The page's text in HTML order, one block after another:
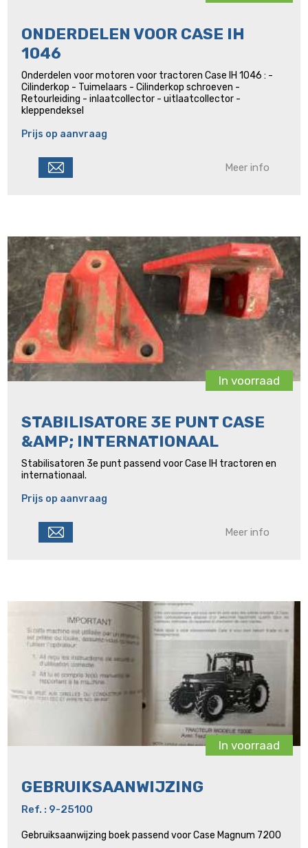
ONDERDELEN VOOR CASE IH
1046
Onderdelen voor motoren voor tractoren Case IH 1046 : -
Cilinderkop - Tuimelaars - Cilinderkop schroeven -
Retourleiding - inlaatcollector - uitlaatcollector -
kleppendeksel
Prijs op aanvraag
Meer info
In voorraad
STABILISATORE 3E PUNT CASE
&AMP; INTERNATIONAAL
Stabilisatoren 3e punt passend voor Case IH tractoren en
internationaal.
Prijs op aanvraag
Meer info
In voorraad
GEBRUIKSAANWIJZING
Ref. : 9-25100
Gebruiksaanwijzing boek passend voor Case Magnum 7200